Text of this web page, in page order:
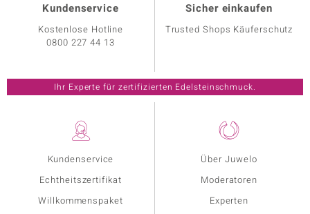
Kundenservice
Echtheitszertifikat
Willkommenspaket
Über Juwelo
Moderatoren
Experten
Kundenservice
Kostenlose Hotline
0800 227 44 13
Sicher einkaufen
Trusted Shops Käuferschutz
Ihr Experte für zertifizierten Edelsteinschmuck.